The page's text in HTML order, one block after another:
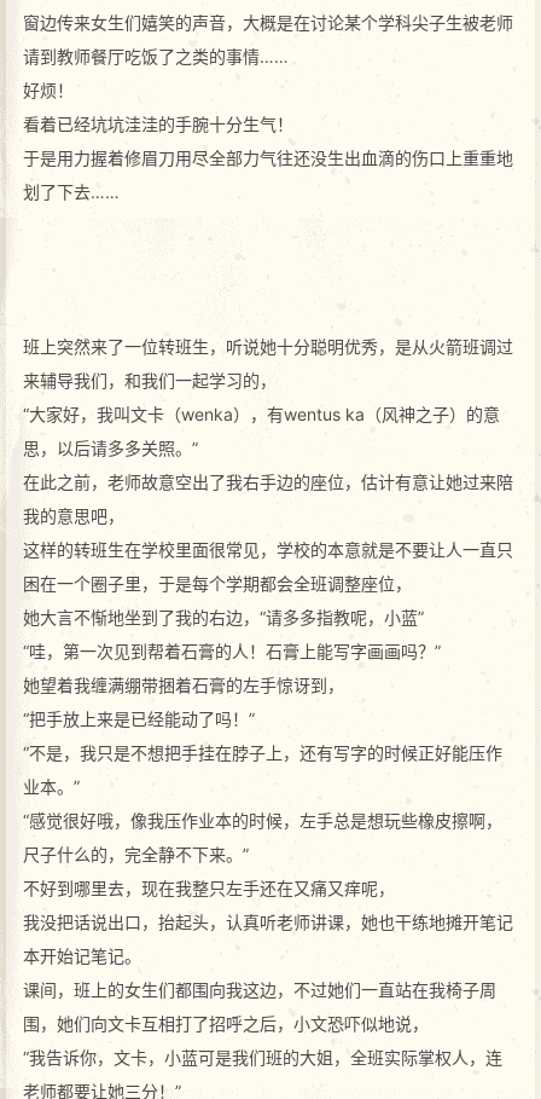
窗边传来女生们嬉笑的声音，大概是在讨论某个学科尖子生被老师
请到教师餐厅吃饭了之类的事情……
好烦！
看着已经坑坑洼洼的手腕十分生气！
于是用力握着修眉刀用尽全部力气往还没生出血滴的伤口上重重地
划了下去……
班上突然来了一位转班生，听说她十分聪明优秀，是从火箭班调过
来辅导我们，和我们一起学习的，
“大家好，我叫文卡（wenka），有wentus ka（风神之子）的意
思，以后请多多关照。”
在此之前，老师故意空出了我右手边的座位，估计有意让她过来陪
我的意思吧，
这样的转班生在学校里面很常见，学校的本意就是不要让人一直只
困在一个圈子里，于是每个学期都会全班调整座位，
她大言不惭地坐到了我的右边，“请多多指教呢，小蓝”
“哇，第一次见到帮着石膏的人！石膏上能写字画画吗？”
她望着我缠满绷带捆着石膏的左手惊讶到，
“把手放上来是已经能动了吗！”
“不是，我只是不想把手挂在脖子上，还有写字的时候正好能压作
业本。”
“感觉很好哦，像我压作业本的时候，左手总是想玩些橡皮擦啊，
尺子什么的，完全静不下来。”
不好到哪里去，现在我整只左手还在又痛又痒呢，
我没把话说出口，抬起头，认真听老师讲课，她也干练地摊开笔记
本开始记笔记。
课间，班上的女生们都围向我这边，不过她们一直站在我椅子周
围，她们向文卡互相打了招呼之后，小文恐吓似地说，
“我告诉你，文卡，小蓝可是我们班的大姐，全班实际掌权人，连
老师都要让她三分！”